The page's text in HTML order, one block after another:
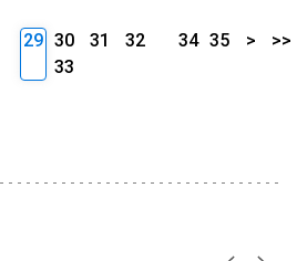
29 30 31
32
33
34 35 > >>